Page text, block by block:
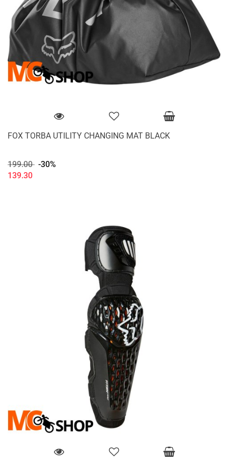
FOX TORBA UTILITY CHANGING MAT BLACK
199.00 -30%
139.30